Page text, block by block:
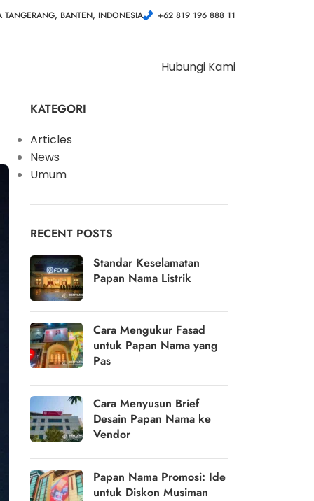
TANGERANG, BANTEN, INDONESIA +62 819 196 888 11
Hubungi Kami
KATEGORI
Articles
News
Umum
RECENT POSTS
Standar Keselamatan
Papan Nama Listrik
Cara Mengukur Fasad
untuk Papan Nama yang
Pas
Cara Menyusun Brief
Desain Papan Nama ke
Vendor
Papan Nama Promosi: Ide
untuk Diskon Musiman